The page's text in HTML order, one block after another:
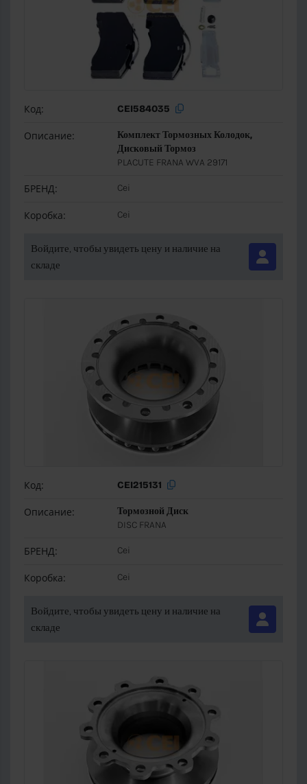
Код: CEI584035
Описание:
Комплект Тормозных Колодок,
Дисковый Тормоз
PLACUTE FRANA WVA 29171
БРЕНД: Cei
Коробка: Cei
Войдите, чтобы увидеть цену и наличие на
складе
Код: CEI215131
Описание:
Тормозной Диск
DISC FRANA
БРЕНД: Cei
Коробка: Cei
Войдите, чтобы увидеть цену и наличие на
складе